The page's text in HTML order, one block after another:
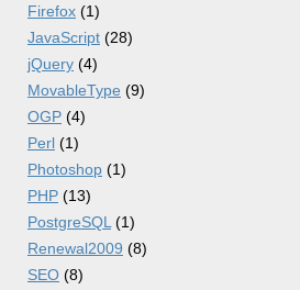
Firefox (1)
JavaScript (28)
jQuery (4)
MovableType (9)
OGP (4)
Perl (1)
Photoshop (1)
PHP (13)
PostgreSQL (1)
Renewal2009 (8)
SEO (8)